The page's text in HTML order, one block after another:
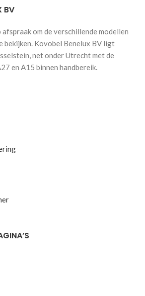
BV
om de verschillende modellen
bekijken. Kovobel Benelux BV ligt
net onder Utrecht met de
en A15 binnen handbereik.